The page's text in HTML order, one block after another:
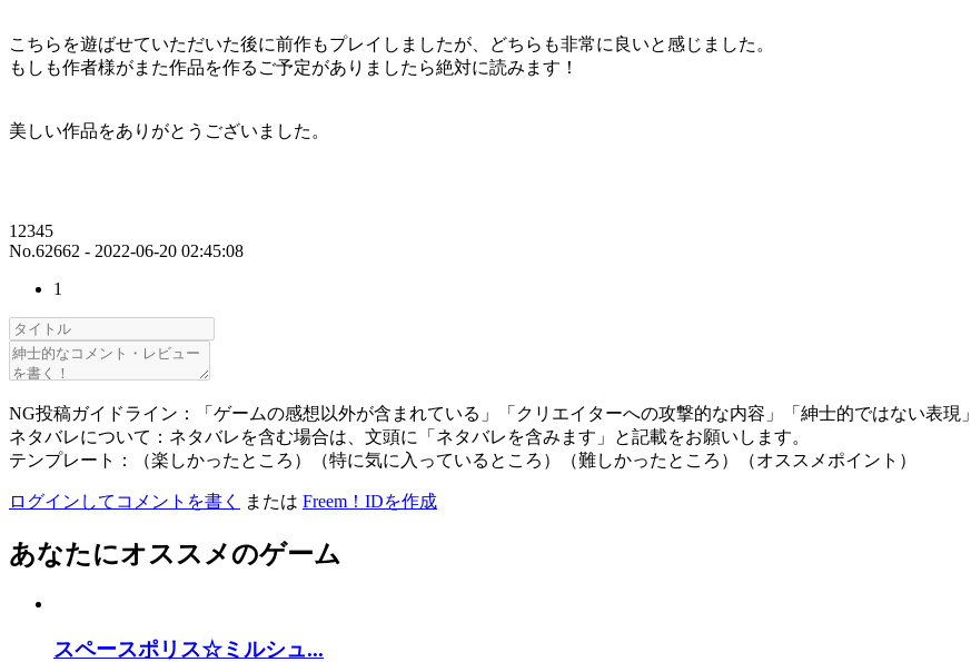
こちらを遊ばせていただいた後に前作もプレイしましたが、どちらも非常に良いと感じました。
もしも作者様がまた作品を作るご予定がありましたら絶対に読みます！
美しい作品をありがとうございました。
12345
No.62662 - 2022-06-20 02:45:08
1
NG投稿ガイドライン：「ゲームの感想以外が含まれている」「クリエイターへの攻撃的な内容」「紳士的ではない表現」
ネタバレについて：ネタバレを含む場合は、文頭に「ネタバレを含みます」と記載をお願いします。
テンプレート：（楽しかったところ）（特に気に入っているところ）（難しかったところ）（オススメポイント）
ログインしてコメントを書く または Freem！IDを作成
あなたにオススメのゲーム
スペースポリス☆ミルシュ...